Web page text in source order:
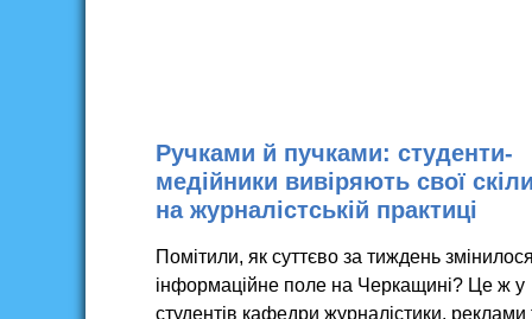
Ручками й пучками: студенти-
медійники вивіряють свої скіли
на журналістській практиці
Помітили, як суттєво за тиждень змінилося
інформаційне поле на Черкащині? Це ж у
студентів кафедри журналістики, реклами